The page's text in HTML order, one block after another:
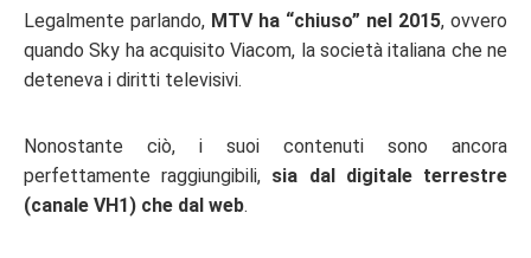
Legalmente parlando, MTV ha “chiuso” nel 2015, ovvero
quando Sky ha acquisito Viacom, la società italiana che ne
deteneva i diritti televisivi.
Nonostante ciò, i suoi contenuti sono ancora
perfettamente raggiungibili, sia dal digitale terrestre
(canale VH1) che dal web.